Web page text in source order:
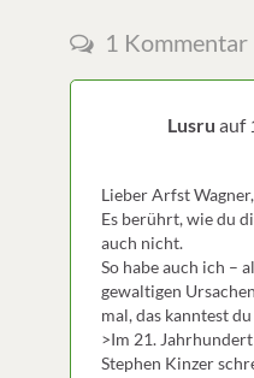
1 Kommentar
Lusru auf
Lieber Arfst Wagner,
Es berührt, wie du
auch nicht.
So habe auch ich –
gewaltigen
mal, das kanntest
>Im 21.
Stephen Kinzer